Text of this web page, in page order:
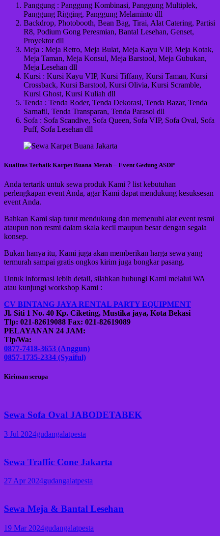
Panggung : Panggung Kombinasi, Panggung Multiplek,
Panggung Rigging, Panggung Melaminto dll
Backdrop, Photobooth, Bean Bag, Tirai, Alat Catering, Partisi
R8, Podium Gong Peresmian, Bantal Lesehan, Genset,
Proyektor dll
Meja : Meja Retro, Meja Bulat, Meja Kayu VIP, Meja Kotak,
Meja Taman, Meja Konsul, Meja Barstool, Meja Gubukan,
Meja Lesehan dll
Kursi : Kursi Kayu VIP, Kursi Tiffany, Kursi Taman, Kursi
Crossback, Kursi Barstool, Kursi Olivia, Kursi Scramble,
Kursi Ghost, Kursi Kuliah dll
Tenda : Tenda Roder, Tenda Dekorasi, Tenda Bazar, Tenda
Sarnafil, Tenda Transparan, Tenda Parasol dll
Sofa : Sofa Scandive, Sofa Queen, Sofa VIP, Sofa Oval, Sofa
Puff, Sofa Lesehan dll
Kualitas Terbaik Karpet Buana Merah – Event Gedung ASDP
Anda tertarik untuk sewa produk Kami ? list kebutuhan
perlengkapan event Anda, agar Kami dapat mendukung kesuksesan
event Anda.
Bahkan Kami siap turut mendukung dan memenuhi alat event resmi
ataupun non resmi dalam skala kecil maupun besar dengan segala
konsep.
Bukan hanya itu, Kami juga akan memberikan harga sewa yang
termurah sampai gratis ongkos kirim juga bongkar pasang.
Untuk informasi lebih detail, silahkan hubungi Kami melalui WA
atau kunjungi workshop Kami :
CV BINTANG JAYA RENTAL PARTY EQUIPMENT
Jl. Siti 1 No. 40 Kp. Ciketing, Mustika jaya, Kota Bekasi
Tlp: 021-82619088 Fax: 021-82619089
PELAYANAN 24 JAM:
Tlp/Wa:
0877-7418-3653 (Anggun)
0857-1735-2334 (Syaiful)
Kiriman serupa
Sewa Sofa Oval JABODETABEK
3 Jul 2024gudangalatpesta
Sewa Traffic Cone Jakarta
27 Apr 2024gudangalatpesta
Sewa Meja & Bantal Lesehan
19 Mar 2024gudangalatpesta